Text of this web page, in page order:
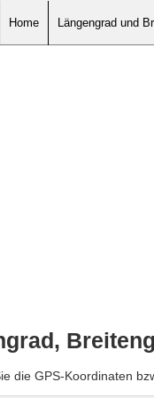
Home Längengrad und
die GPS-Koordinaten